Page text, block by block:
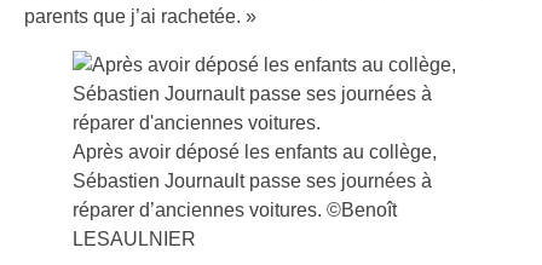
parents que j’ai rachetée. »
Après avoir déposé les enfants au collège,
Sébastien Journault passe ses journées à
réparer d’anciennes voitures. ©Benoît
LESAULNIER